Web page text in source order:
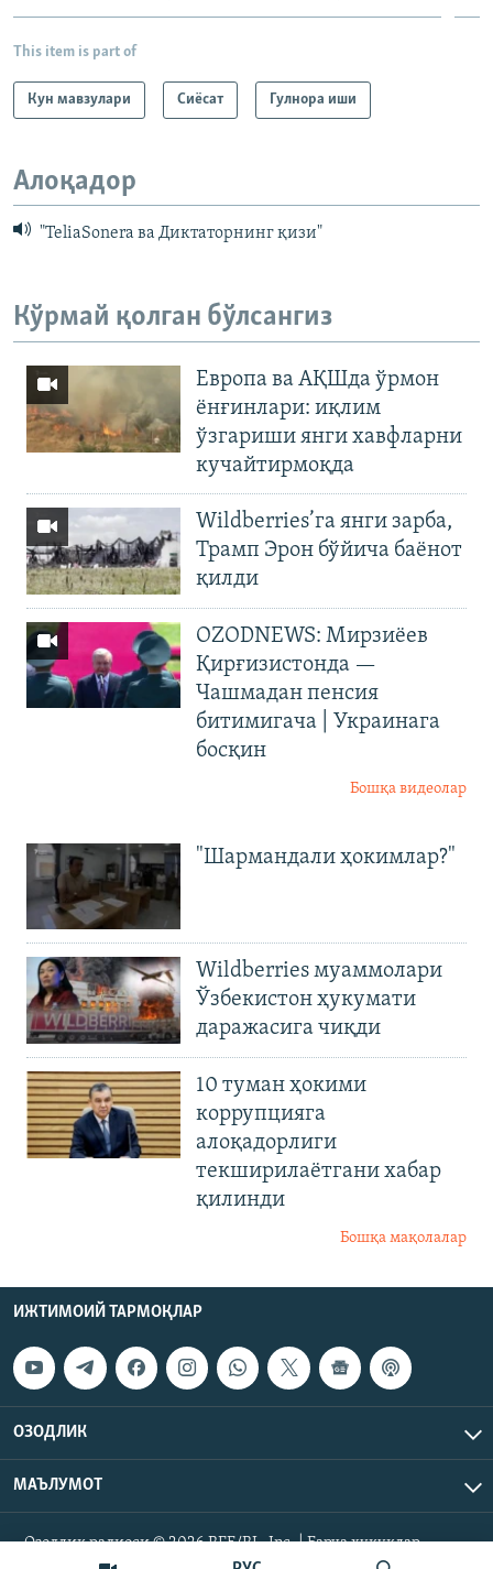
This item is part of
Кун мавзулари Сиёсат Гулнора иши
Алоқадор
"TeliaSonera ва Диктаторнинг қизи"
Кўрмай қолган бўлсангиз
Европа ва АҚШда ўрмон
ёнғинлари: иқлим
ўзгариши янги хавфларни
кучайтирмоқда
Wildberries’га янги зарба,
Трамп Эрон бўйича баёнот
қилди
OZODNEWS: Мирзиёев
Қирғизистонда —
Чашмадан пенсия
битимигача | Украинага
босқин
Бошқа видеолар
"Шармандали ҳокимлар?"
Wildberries муаммолари
Ўзбекистон ҳукумати
даражасига чиқди
10 туман ҳокими
коррупцияга
алоқадорлиги
текширилаётгани хабар
қилинди
Бошқа мақолалар
ИЖТИМОИЙ ТАРМОҚЛАР
ОЗОДЛИК
МАЪЛУМОТ
Озодлик радиоси © 2026 RFE/RL, Inc. | Барча ҳуқуқлар
ҳимояланган.